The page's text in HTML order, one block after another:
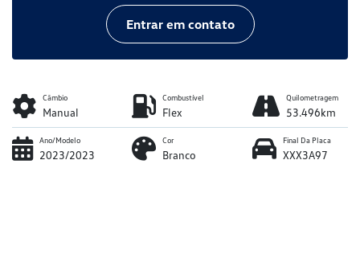
Entrar em contato
Câmbio
Manual
Combustível
Flex
Quilometragem
53.496km
Ano/Modelo
2023/2023
Cor
Branco
Final Da Placa
XXX3A97